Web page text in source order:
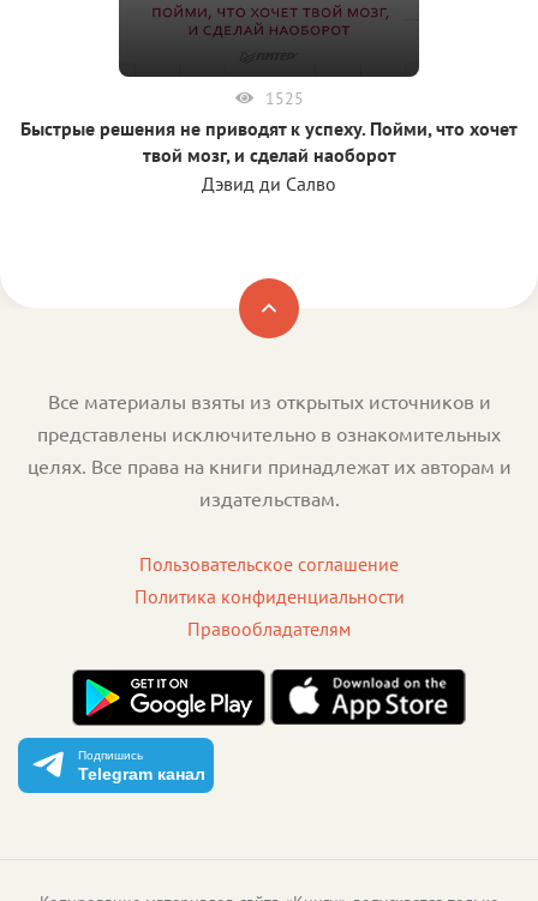
1525
Быстрые решения не приводят к успеху. Пойми, что хочет
твой мозг, и сделай наоборот
Дэвид ди Салво
Все материалы взяты из открытых источников и
представлены исключительно в ознакомительных
целях. Все права на книги принадлежат их авторам и
издательствам.
Пользовательское соглашение
Политика конфиденциальности
Правообладателям
Подпишись
Telegram канал